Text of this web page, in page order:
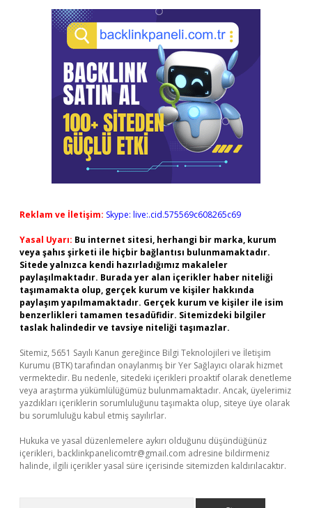
Reklam ve İletişim: Skype: live:.cid.575569c608265c69
Yasal Uyarı: Bu internet sitesi, herhangi bir marka, kurum
veya şahıs şirketi ile hiçbir bağlantısı bulunmamaktadır.
Sitede yalnızca kendi hazırladığımız makaleler
paylaşılmaktadır. Burada yer alan içerikler haber niteliği
taşımamakta olup, gerçek kurum ve kişiler hakkında
paylaşım yapılmamaktadır. Gerçek kurum ve kişiler ile isim
benzerlikleri tamamen tesadüfidir. Sitemizdeki bilgiler
taslak halindedir ve tavsiye niteliği taşımazlar.
Sitemiz, 5651 Sayılı Kanun gereğince Bilgi Teknolojileri ve İletişim
Kurumu (BTK) tarafından onaylanmış bir Yer Sağlayıcı olarak hizmet
vermektedir. Bu nedenle, sitedeki içerikleri proaktif olarak denetleme
veya araştırma yükümlülüğümüz bulunmamaktadır. Ancak, üyelerimiz
yazdıkları içeriklerin sorumluluğunu taşımakta olup, siteye üye olarak
bu sorumluluğu kabul etmiş sayılırlar.
Hukuka ve yasal düzenlemelere aykırı olduğunu düşündüğünüz
içerikleri, backlinkpanelicomtr@gmail.com adresine bildirmeniz
halinde, ilgili içerikler yasal süre içerisinde sitemizden kaldırılacaktır.